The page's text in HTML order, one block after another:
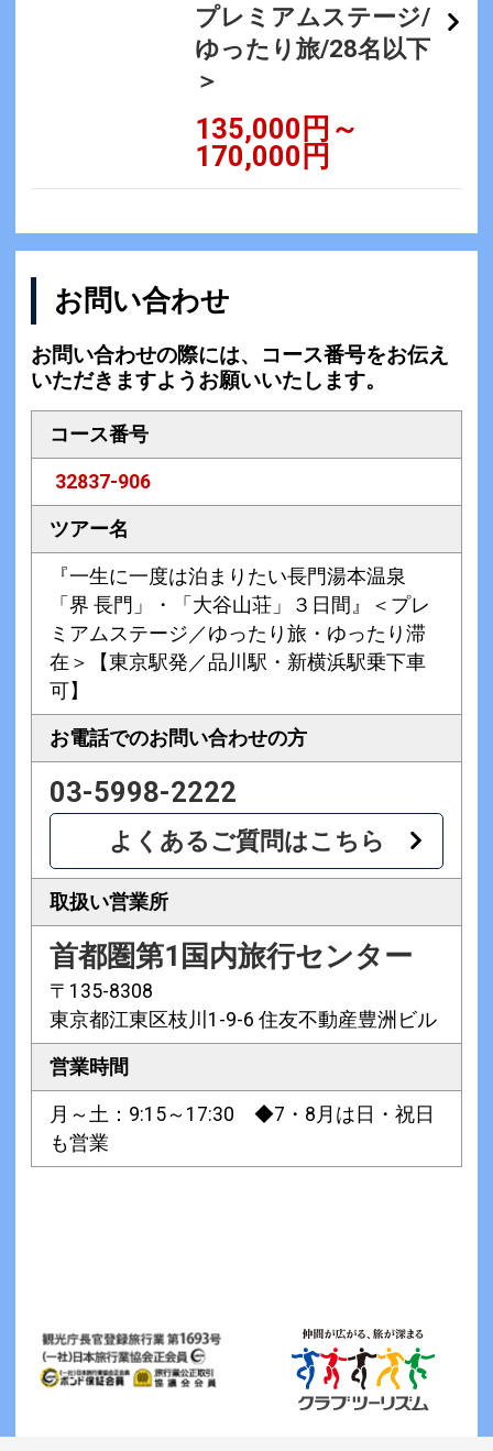
プレミアムステージ/
ゆったり旅/28名以下
＞
135,000円～
170,000円
お問い合わせ
お問い合わせの際には、コース番号をお伝え
いただきますようお願いいたします。
コース番号
32837-906
ツアー名
『一生に一度は泊まりたい長門湯本温泉
「界 長門」・「大谷山荘」３日間』＜プレ
ミアムステージ／ゆったり旅・ゆったり滞
在＞【東京駅発／品川駅・新横浜駅乗下車
可】
お電話でのお問い合わせの方
03-5998-2222
よくあるご質問はこちら
取扱い営業所
首都圏第1国内旅行センター
〒135-8308
東京都江東区枝川1-9-6 住友不動産豊洲ビル
営業時間
月～土：9:15～17:30 ◆7・8月は日・祝日
も営業